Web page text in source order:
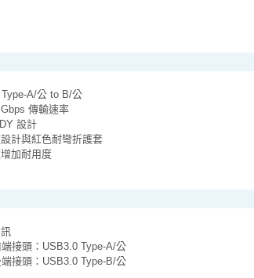
A/公 to B/公
傳輸速率
設計
計與紅色耐彎折護套
加耐用度
接頭：USB3.0 Type-A/公
接頭：USB3.0 Type-B/公